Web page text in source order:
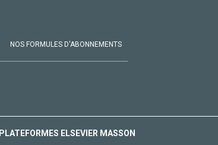
NOS FORMULES D'ABONNEMENTS
PLATEFORMES ELSEVIER MASSON